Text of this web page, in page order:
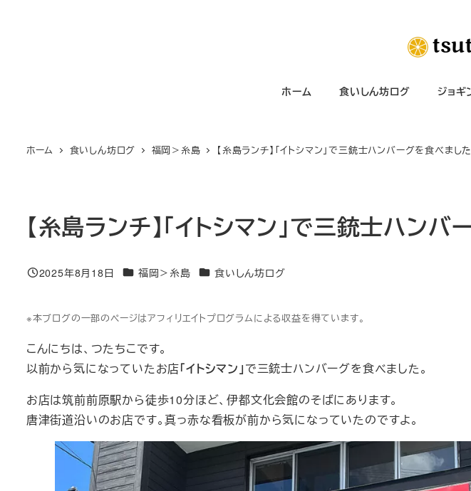
ホーム 食いしん坊ログ ジョギ
ホーム 食いしん坊ログ 福岡＞糸島 【糸島ランチ】「イトシマン」で三銃士ハンバーグを食べました
【糸島ランチ】「イトシマン」で三銃士ハン
投稿日
2025年8月18日 カテゴリー
福岡＞糸島 カテゴリー
食いしん坊ログ
※本ブログの一部のページはアフィリエイトプログラムによる収益を得ています。
こんにちは、つたちこです。
以前から気になっていたお店「イトシマン」で三銃士ハンバーグを食べました。
お店は筑前前原駅から徒歩10分ほど、伊都文化会館のそばにあります。
唐津街道沿いのお店です。真っ赤な看板が前から気になっていたのですよ。